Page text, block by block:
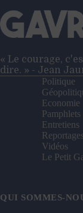
« Le courage,
dire. » - Jean
Politique
Economie
Pamphlets
Entretiens
Vidéos
Le Petit
QUI SOMMES-